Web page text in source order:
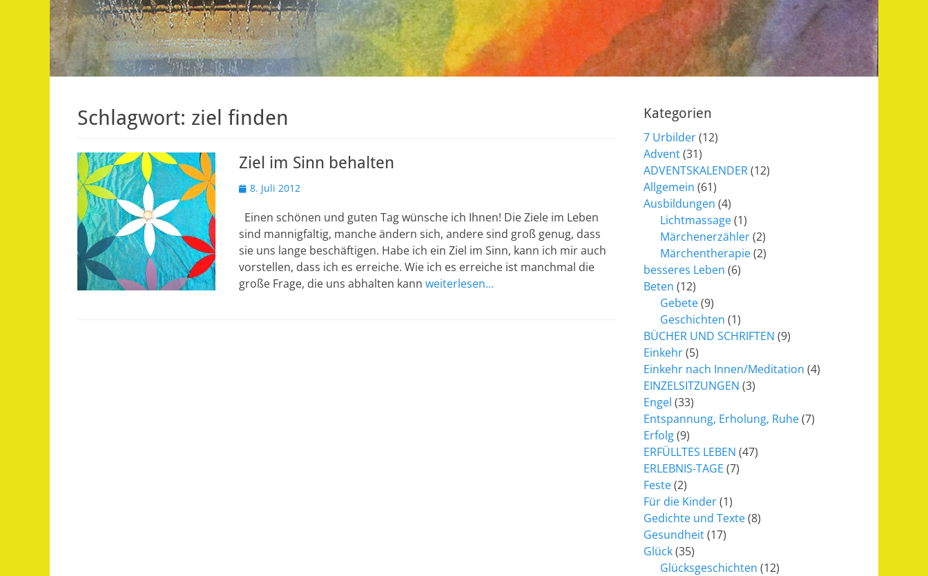
Schlagwort: ziel finden
Ziel im Sinn behalten
Veröffentlicht
8. Juli 2012
Einen schönen und guten Tag wünsche ich Ihnen! Die Ziele im Leben
sind mannigfaltig, manche ändern sich, andere sind groß genug, dass
sie uns lange beschäftigen. Habe ich ein Ziel im Sinn, kann ich mir auch
vorstellen, dass ich es erreiche. Wie ich es erreiche ist manchmal die
große Frage, die uns abhalten kann weiterlesen…
Kategorien
7 Urbilder(12)
Advent(31)
ADVENTSKALENDER(12)
Allgemein (61)
Ausbildungen (4)
Lichtmassage(1)
Märchenerzähler(2)
Märchentherapie(2)
besseres Leben (6)
Beten (12)
Gebete(9)
Geschichten (1)
BÜCHER UND SCHRIFTEN (9)
Einkehr(5)
Einkehr nach Innen/Meditation (4)
EINZELSITZUNGEN (3)
Engel (33)
Entspannung, Erholung, Ruhe(7)
Erfolg(9)
ERFÜLLTES LEBEN (47)
ERLEBNIS-TAGE (7)
Feste(2)
Für die Kinder(1)
Gedichte und Texte(8)
Gesundheit(17)
Glück(35)
Glücksgeschichten (12)